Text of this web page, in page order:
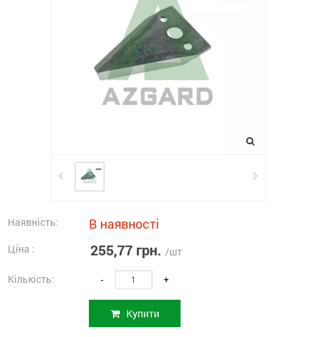
Наявність: В наявності
Ціна : 255,77 грн. /шт
Кількість: - +
Купити